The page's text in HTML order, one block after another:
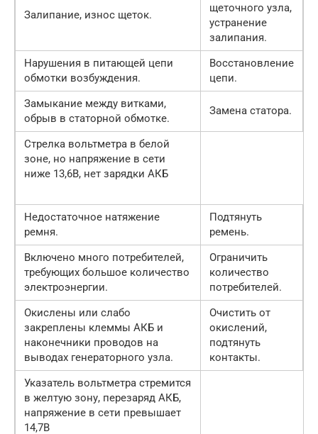
Залипание, износ щеток.
щеточного узла,
устранение
залипания.
Нарушения в питающей цепи
обмотки возбуждения.
Восстановление
цепи.
Замыкание между витками,
обрыв в статорной обмотке.
Замена статора.
Стрелка вольтметра в белой
зоне, но напряжение в сети
ниже 13,6В, нет зарядки АКБ
Недостаточное натяжение
ремня.
Подтянуть
ремень.
Включено много потребителей,
требующих большое количество
электроэнергии.
Ограничить
количество
потребителей.
Окислены или слабо
закреплены клеммы АКБ и
наконечники проводов на
выводах генераторного узла.
Очистить от
окислений,
подтянуть
контакты.
Указатель вольтметра стремится
в желтую зону, перезаряд АКБ,
напряжение в сети превышает
14,7В